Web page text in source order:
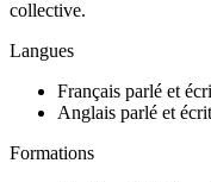
collective.
Langues
Français parlé et
Anglais parlé et
Formations